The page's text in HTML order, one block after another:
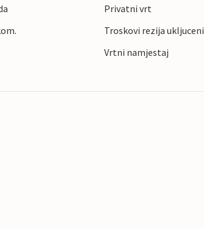
Privatni vrt
Troskovi rezija ukljuceni
Vrtni namjestaj